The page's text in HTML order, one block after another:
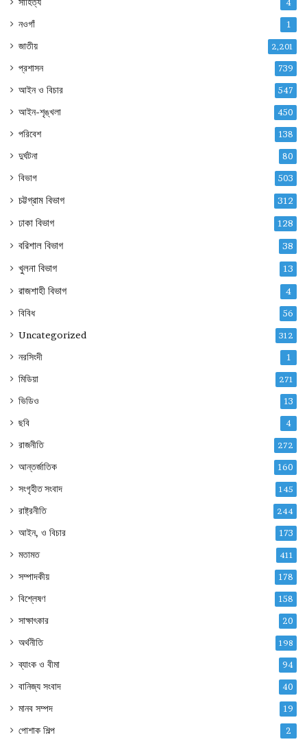
4
নওগাঁ 1
জাতীয় 2,201
প্রশাসন 739
আইন ও বিচার 547
আইন-শৃঙ্খলা 450
পরিবেশ 138
দুর্ঘটনা 80
বিভাগ 503
চট্টগ্রাম বিভাগ 312
ঢাকা বিভাগ 128
বরিশাল বিভাগ 38
খুলনা বিভাগ 13
রাজশাহী বিভাগ 4
বিবিধ 56
Uncategorized 312
নরসিংদী 1
মিডিয়া 271
ভিডিও 13
ছবি 4
রাজনীতি 272
আন্তর্জাতিক 160
সংগৃহীত সংবাদ 145
রাষ্ট্রনীতি 244
আইন, ও বিচার 173
মতামত 411
সম্পাদকীয় 178
বিশ্লেষণ 158
সাক্ষাৎকার 20
অর্থনীতি 198
ব্যাংক ও বীমা 94
বানিজ্য সংবাদ 40
মানব সম্পদ 19
পোশাক শিল্প 2